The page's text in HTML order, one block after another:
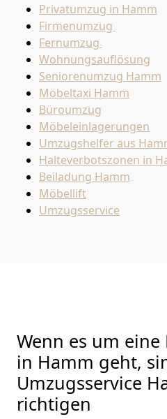
Privatumzug in Hamm
Firmenumzug
Fernumzug
Wohnungsauflösung
Seniorenumzug Hamm
Möbeltaxi Hamm
Büroumzug
Möbeleinlagerungen
Umzugshelfer aus
Halteverbotszonen in
Beiladung Hamm
Möbellift
Umzugsservice
Wenn es um
in Hamm geht,
Umzugsservice
richtigen